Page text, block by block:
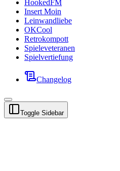
HookedFM
Insert Moin
Leinwandliebe
OKCool
Retrokompott
Spieleveteranen
Spielvertiefung
Changelog
Toggle Sidebar